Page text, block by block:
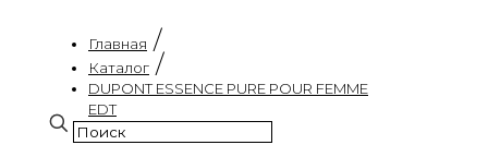
Главная /
Каталог /
DUPONT ESSENCE PURE POUR FEMME
EDT